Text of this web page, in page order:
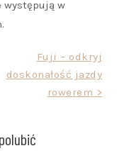
występują w
Fuji – odkryj
doskonałość jazdy
rowerem >